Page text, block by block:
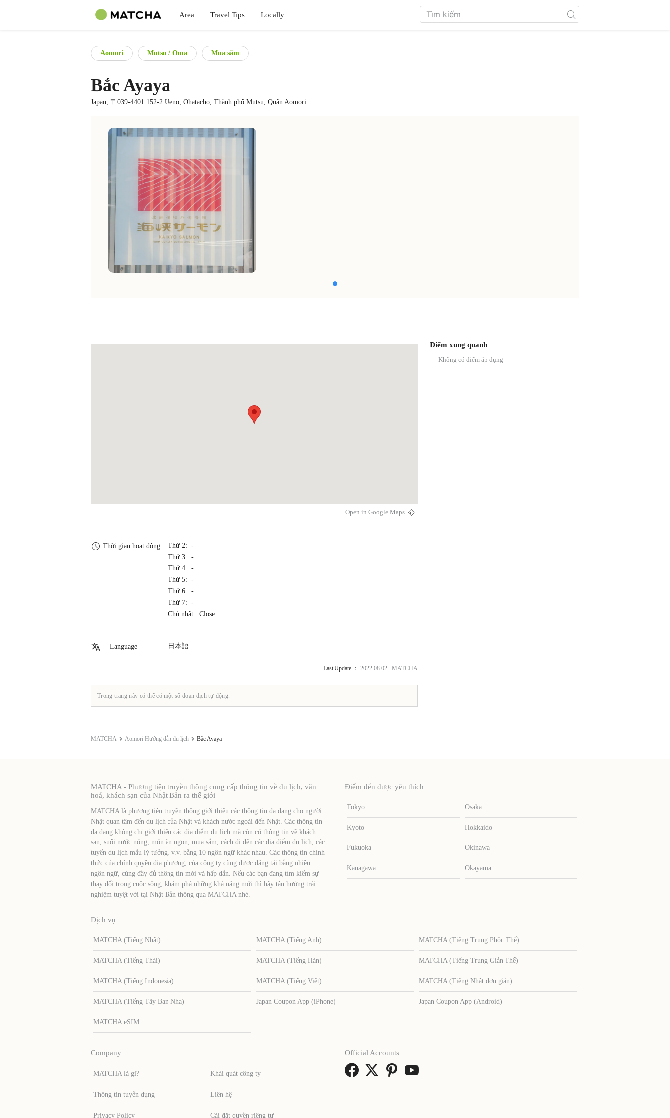
Area Travel Tips Locally
Aomori Mutsu / Oma Mua sắm
Bắc Ayaya
Japan, 〒039-4401 152-2 Ueno, Ohatacho, Thành phố Mutsu, Quận Aomori
Open in Google Maps
Thời gian hoạt động
Thứ 2: -
Thứ 3: -
Thứ 4: -
Thứ 5: -
Thứ 6: -
Thứ 7: -
Chủ nhật: Close
Language 日本語
Last Update ： 2022.08.02 MATCHA
Trong trang này có thể có một số đoạn dịch tự động.
Điểm xung quanh
Không có điểm áp dụng
MATCHA Aomori Hướng dẫn du lịch Bắc Ayaya
MATCHA - Phương tiện truyền thông cung cấp thông tin về du lịch, văn
hoá, khách sạn của Nhật Bản ra thế giới
MATCHA là phương tiện truyền thông giới thiệu các thông tin đa dạng cho người
Nhật quan tâm đến du lịch của Nhật và khách nước ngoài đến Nhật. Các thông tin
đa dạng không chỉ giới thiệu các địa điểm du lịch mà còn có thông tin về khách
sạn, suối nước nóng, món ăn ngon, mua sắm, cách đi đến các địa điểm du lịch, các
tuyến du lịch mẫu lý tưởng, v.v. bằng 10 ngôn ngữ khác nhau. Các thông tin chính
thức của chính quyền địa phương, của công ty cũng được đăng tải bằng nhiều
ngôn ngữ, cùng đầy đủ thông tin mới và hấp dẫn. Nếu các bạn đang tìm kiếm sự
thay đổi trong cuộc sống, khám phá những khả năng mới thì hãy tận hưởng trải
nghiệm tuyệt vời tại Nhật Bản thông qua MATCHA nhé.
Điểm đến được yêu thích
Tokyo Osaka
Kyoto Hokkaido
Fukuoka Okinawa
Kanagawa Okayama
Dịch vụ
MATCHA (Tiếng Nhật) MATCHA (Tiếng Anh) MATCHA (Tiếng Trung Phồn Thể)
MATCHA (Tiếng Thái) MATCHA (Tiếng Hàn) MATCHA (Tiếng Trung Giản Thể)
MATCHA (Tiếng Indonesia) MATCHA (Tiếng Việt) MATCHA (Tiếng Nhật đơn giản)
MATCHA (Tiếng Tây Ban Nha) Japan Coupon App (iPhone) Japan Coupon App (Android)
MATCHA eSIM
Company
MATCHA là gì? Khái quát công ty
Thông tin tuyển dụng Liên hệ
Privacy Policy Cài đặt quyền riêng tư
Official Accounts